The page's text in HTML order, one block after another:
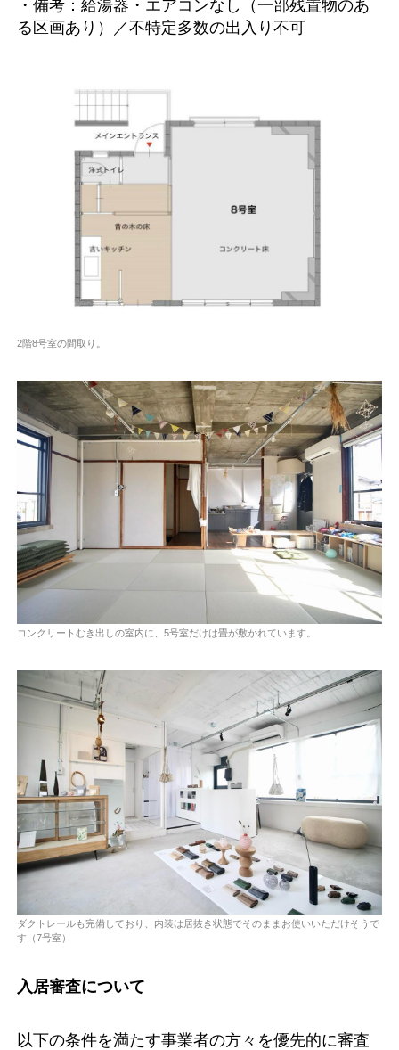
・備考：給湯器・エアコンなし（一部残置物のあ
る区画あり）／不特定多数の出入り不可
2階8号室の間取り。
コンクリートむき出しの室内に、5号室だけは畳が敷かれています。
ダクトレールも完備しており、内装は居抜き状態でそのままお使いいただけそうで
す（7号室）
入居審査について
以下の条件を満たす事業者の方々を優先的に審査